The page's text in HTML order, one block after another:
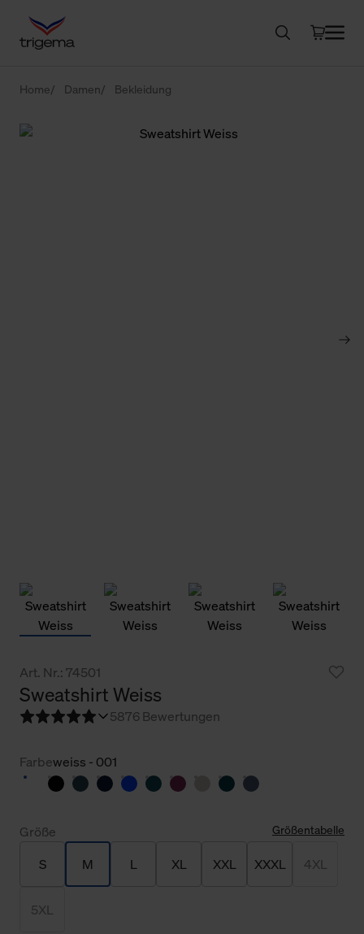
Home Damen Bekleidung
Art. Nr.: 74501
Sweatshirt Weiss
5876 Bewertungen
Farbeweiss - 001
Größe Größentabelle
S M L XL XXL XXXL 4XL
5XL